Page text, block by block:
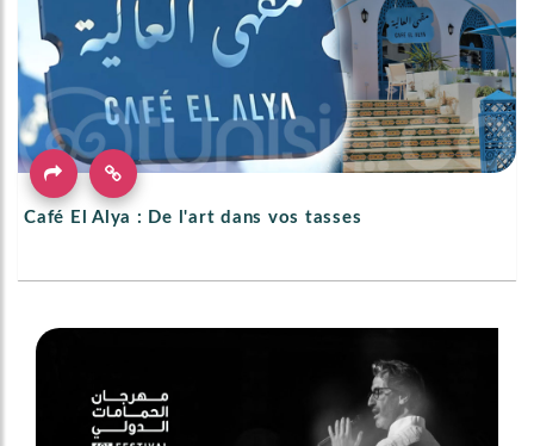
Café El Alya : De l'art dans vos tasses